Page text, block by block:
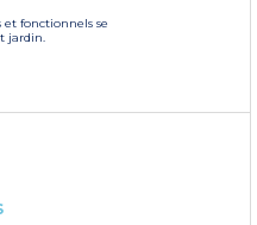
fonctionnels se
jardin.